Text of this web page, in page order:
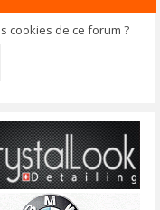
cookies de ce forum ?